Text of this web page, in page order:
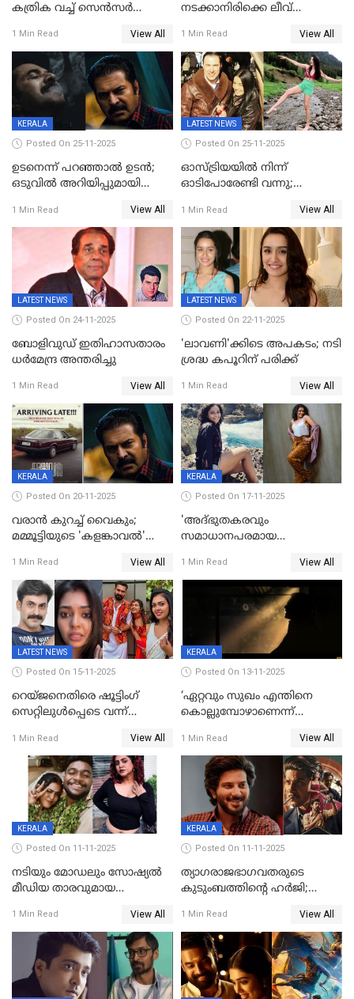
കത്രിക വച്ച് സെൻസർ
മാറ്റണം';പൊങ്കാല റിലീസ് മാറ്റി
1 Min Read View All
നടക്കാനിരിക്കെ ലീവ്
സൂപ്പർവൈസർ
ജീവനൊടുക്കി
1 Min Read View All
KERALA
Posted On 25-11-2025
ഉടനെന്ന് പറഞ്ഞാൽ ഉടൻ;
ഒടുവിൽ അറിയിപ്പുമായി
റിലീസ് തീയതി പുറത്ത്
1 Min Read View All
LATEST NEWS
Posted On 25-11-2025
ഓസ്ട്രിയയിൽ നിന്ന്
ഓടിപോരേണ്ടി വന്നു;
ശാരീരികമായും ഉപദ്രവിച്ചു;
ഭർത്താവിനെതിരെ 50 കോടി
രൂപ നഷ്ടപരിഹാരം
ആവശ്യപ്പെട്ട് മുൻ മിസ് ഇന്ത്യ
1 Min Read View All
LATEST NEWS
Posted On 24-11-2025
ബോളിവുഡ് ഇതിഹാസതാരം
ധർമേന്ദ്ര അന്തരിച്ചു
1 Min Read View All
LATEST NEWS
Posted On 22-11-2025
'ലാവണി'ക്കിടെ അപകടം; നടി
ശ്രദ്ധ കപൂറിന് പരിക്ക്
1 Min Read View All
KERALA
Posted On 20-11-2025
വരാൻ കുറച്ച് വൈകും;
മമ്മൂട്ടിയുടെ 'കളങ്കാവൽ'
1 Min Read View All
KERALA
Posted On 17-11-2025
'അദ്‌ഭുതകരവും
സമാധാനപരമായ
വിവാഹമോചിതയായെന്ന് മീര
വാസുദേവൻ
1 Min Read View All
LATEST NEWS
Posted On 15-11-2025
റെയ്ജനെതിരെ ഷൂട്ടിംഗ്
സെറ്റിലുൾപ്പെടെ വന്ന്
ബിയര്‍ കുപ്പി തലയ്ക്ക് അടിച്ച്
പൊട്ടിക്കുമെന്ന്
ഭീഷണി;അശ്ലീല
മെസേജുകളും വെളിപ്പെടുത്തി
മൃദുല വിജയ്
1 Min Read View All
KERALA
Posted On 13-11-2025
‘ഏറ്റവും സുഖം എന്തിനെ
കൊല്ലുമ്പോഴാണെന്ന്
വില്ലത്തരത്തിന്റെ അങ്ങേയറ്റം;
മമ്മൂട്ടി മാജിക്ക്, കളങ്കാവല്‍
ട്രെയിലര്‍ പുറത്ത്
1 Min Read View All
KERALA
Posted On 11-11-2025
നടിയും മോഡലും സോഷ്യൽ
മീഡിയ താരവുമായ
ഇന്ന്‌ നല്ലൊരു ബിസി ഡേ
ആയിരുന്നുവെന്ന് നന്ദിത
ശങ്കര
1 Min Read View All
KERALA
Posted On 11-11-2025
ത്യാഗരാജഭാഗവതരുടെ
കുടുംബത്തിന്റെ ഹര്‍ജി;
ഹൈക്കോടതി നോട്ടീസ്‌
1 Min Read View All